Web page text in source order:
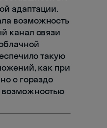
адаптации.
возможность
канал связи
такую
как при
с гораздо